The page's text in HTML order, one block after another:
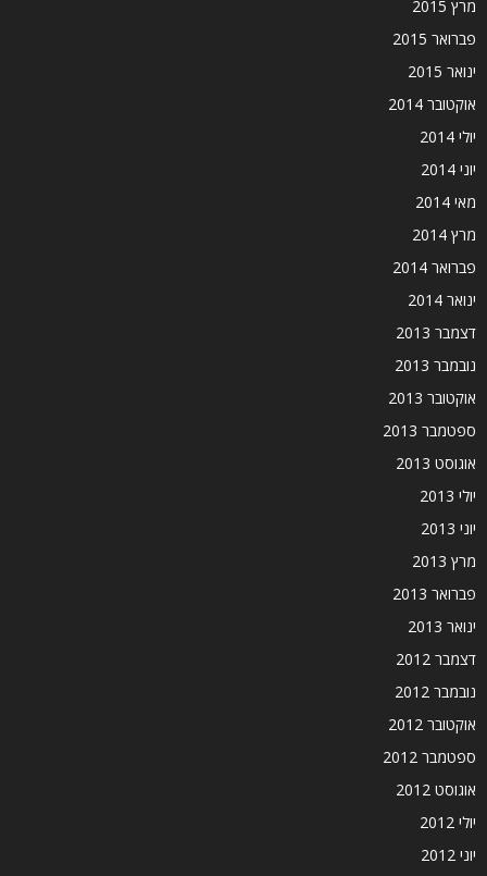
מרץ 2015
פברואר 2015
ינואר 2015
אוקטובר 2014
יולי 2014
יוני 2014
מאי 2014
מרץ 2014
פברואר 2014
ינואר 2014
דצמבר 2013
נובמבר 2013
אוקטובר 2013
ספטמבר 2013
אוגוסט 2013
יולי 2013
יוני 2013
מרץ 2013
פברואר 2013
ינואר 2013
דצמבר 2012
נובמבר 2012
אוקטובר 2012
ספטמבר 2012
אוגוסט 2012
יולי 2012
יוני 2012